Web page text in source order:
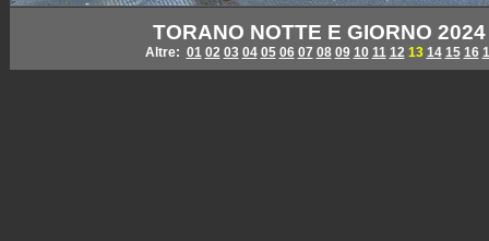
TORANO NOTTE E GIORNO
Altre: 01 02 03 04 05 06 07 08 09 10 11 12 13 14 15 16